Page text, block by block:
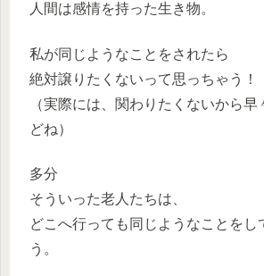
人間は感情を持った生き物。
私が同じようなことをされたら
絶対譲りたくないって思っちゃう！
（実際には、関わりたくないから
どね）
多分
そういった老人たちは、
どこへ行っても同じようなことをし
う。